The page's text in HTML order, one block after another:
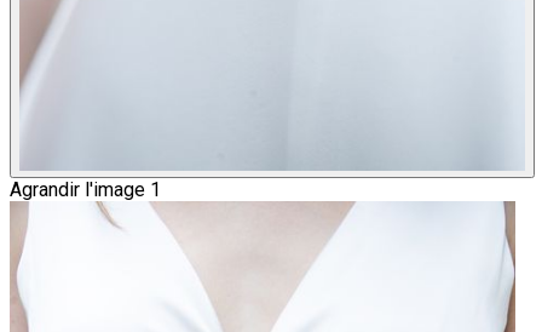
Agrandir l'image 1